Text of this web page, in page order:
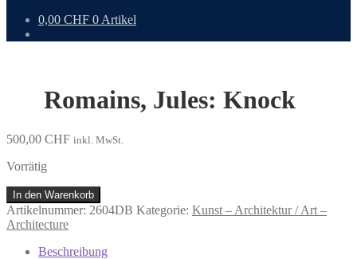
0,00 CHF 0 Artikel
Romains, Jules: Knock
500,00 CHF inkl. MwSt.
Vorrätig
Romains,
Jules:
Knock
In den Warenkorb
Artikelnummer: 2604DB Kategorie: Kunst – Architektur / Art –
Architecture
Beschreibung